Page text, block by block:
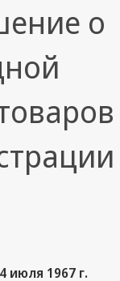
о
июля 1967 г.